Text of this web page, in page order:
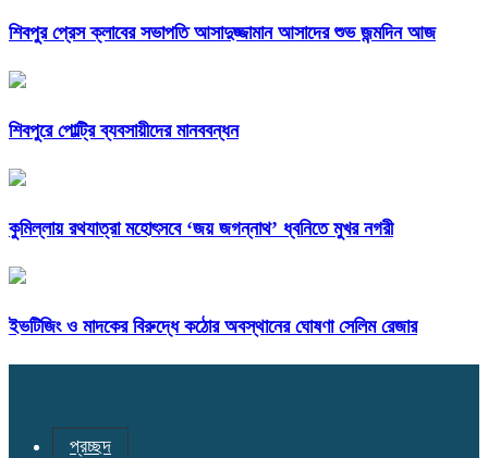
শিবপুর প্রেস ক্লাবের সভাপতি আসাদুজ্জামান আসাদের শুভ জন্মদিন আজ
শিবপুরে পোল্ট্রি ব্যবসায়ীদের মানববন্ধন
কুমিল্লায় রথযাত্রা মহোৎসবে ‘জয় জগন্নাথ’ ধ্বনিতে মুখর নগরী
ইভটিজিং ও মাদকের বিরুদ্ধে কঠোর অবস্থানের ঘোষণা সেলিম রেজার
প্রচ্ছদ